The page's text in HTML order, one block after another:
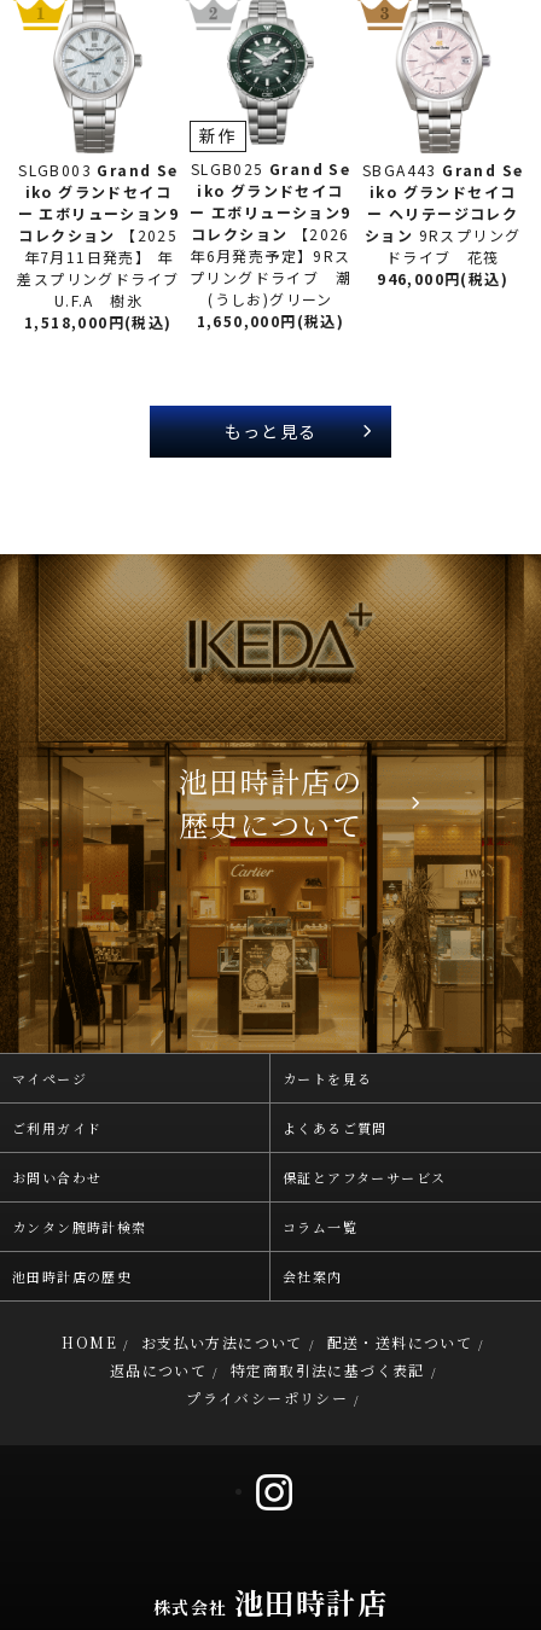
SLGB003 Grand Se
iko グランドセイコ
ー エボリューション9
コレクション
【2025
年7月11日発売】 年
差スプリングドライブ
U.F.A 樹氷
1,518,000円(税込)
SLGB025 Grand Se
iko グランドセイコ
ー エボリューション9
コレクション
【2026
年6月発売予定】9Rス
プリングドライブ 潮
(うしお)グリーン
新作
1,650,000円(税込)
SBGA443 Grand Se
iko グランドセイコ
ー ヘリテージコレク
ション 9Rスプリング
ドライブ 花筏
946,000円(税込)
もっと見る
池田時計店の
歴史について
マイページ カートを見る
ご利用ガイド よくあるご質問
お問い合わせ 保証とアフターサービス
カンタン腕時計検索 コラム一覧
池田時計店の歴史 会社案内
HOME / お支払い方法について / 配送・送料について /
返品について / 特定商取引法に基づく表記 /
プライバシーポリシー /
株式会社 池田時計店